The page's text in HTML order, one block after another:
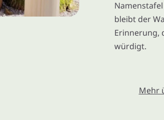
bleibt der
Erinnerung,
würdigt.
Mehr